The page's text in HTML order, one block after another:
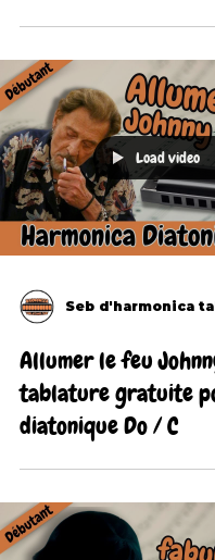
Load video
Seb d'harmonica
Allumer le feu
tablature gratuite
diatonique Do / C